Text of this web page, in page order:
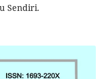
Sendiri.